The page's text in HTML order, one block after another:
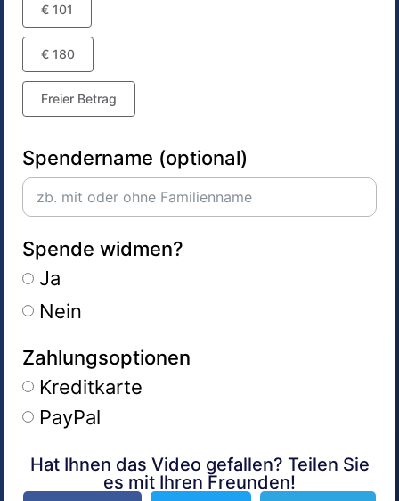
€ 101
€ 180
Freier Betrag
Spendername (optional)
Spende widmen?
Ja
Nein
Zahlungsoptionen
Kreditkarte
PayPal
Alternative:
Hat Ihnen das Video gefallen? Teilen Sie
es mit Ihren Freunden!